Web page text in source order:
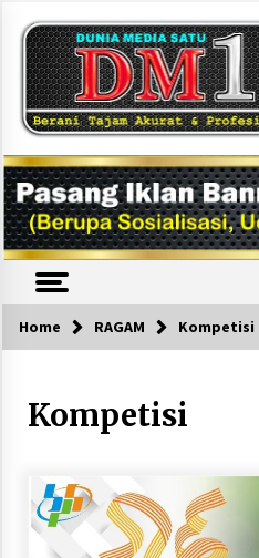
content
Home RAGAM Kompetisi
Kompetisi